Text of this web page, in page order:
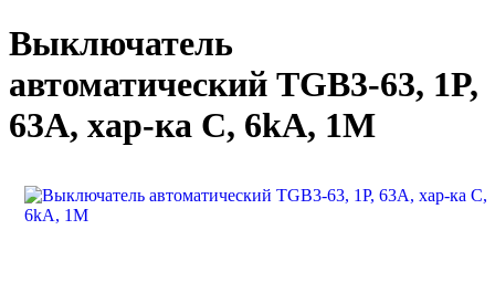
Выключатель
автоматический TGB3-63, 1P,
63A, хар-ка C, 6kA, 1M